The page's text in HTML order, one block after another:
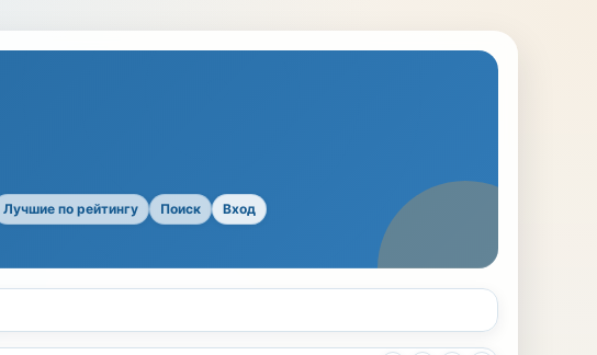
Лучшие по рейтингу Поиск Вход